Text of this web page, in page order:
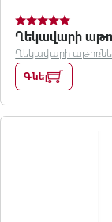
Ղեկավարի
Ղեկավարի
Գնել